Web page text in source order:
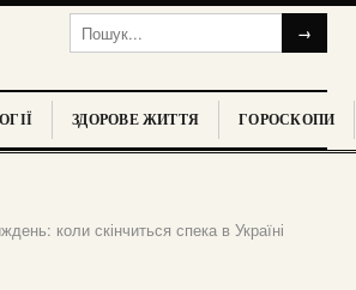
→
ЗДОРОВЕ ЖИТТЯ ГОРОСКОПИ
коли скінчиться спека в Україні